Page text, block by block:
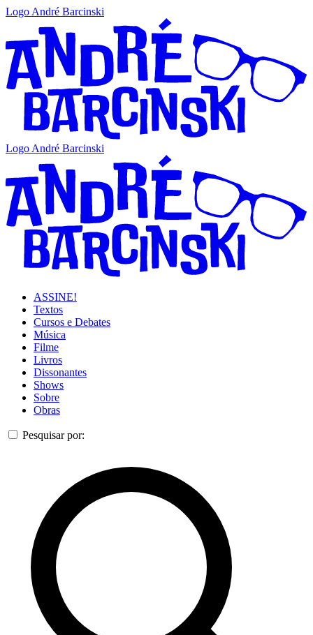
Logo André Barcinski
Logo André Barcinski
ASSINE!
Textos
Cursos e Debates
Música
Filme
Livros
Dissonantes
Shows
Sobre
Obras
Pesquisar por: